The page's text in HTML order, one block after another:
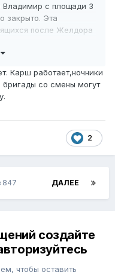
Владимир с площади 3
закрыто. Эта
после Желдора
Карш работает,ночники
со смены могут
2
ДАЛЕЕ
847
создайте
чтобы оставить